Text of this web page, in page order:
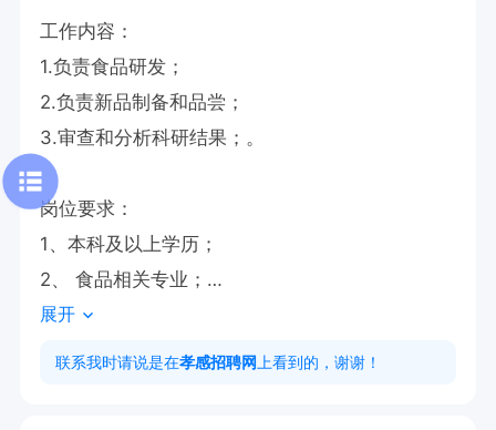
工作内容：
1.负责食品研发；
2.负责新品制备和品尝；
3.审查和分析科研结果；。
岗位要求：
1、本科及以上学历；
2、 食品相关专业；
3、做事踏实认真，具有创新精神和市场意识。
展开
联系我时请说是在孝感招聘网 上看到的，谢谢！